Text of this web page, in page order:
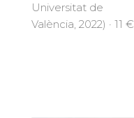
Universitat de
València, 2022) · 11 €